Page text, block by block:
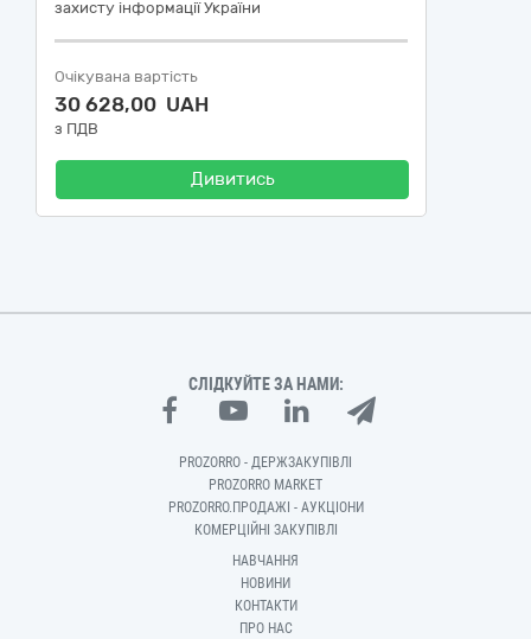
захисту інформації України
Очікувана вартість
30 628,00 UAH
з ПДВ
Дивитись
СЛІДКУЙТЕ ЗА НАМИ:
PROZORRO - ДЕРЖЗАКУПІВЛІ
PROZORRO MARKET
PROZORRO.ПРОДАЖІ - АУКЦІОНИ
КОМЕРЦІЙНІ ЗАКУПІВЛІ
НАВЧАННЯ
НОВИНИ
КОНТАКТИ
ПРО НАС